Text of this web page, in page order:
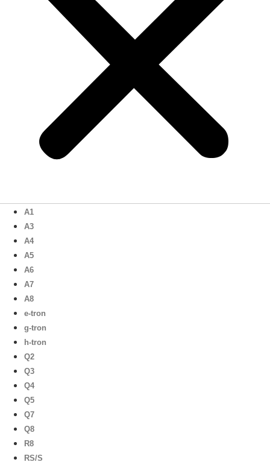
A1
A3
A4
A5
A6
A7
A8
e-tron
g-tron
h-tron
Q2
Q3
Q4
Q5
Q7
Q8
R8
RS/S